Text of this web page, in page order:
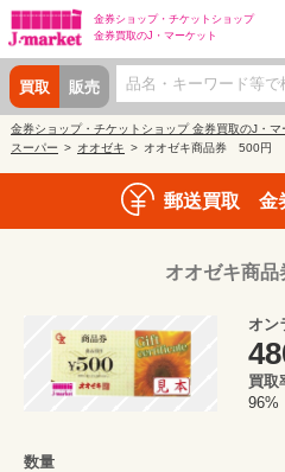
金券ショップ・ チケットショップ
金券買取のJ・マーケット
買取 販売
金券ショップ・チケットショップ 金券買取のJ・マ
スーパー
オオゼキ オオゼキ商品券 500円
郵送買取 金
オオゼキ商
オン
買取
96%
数量